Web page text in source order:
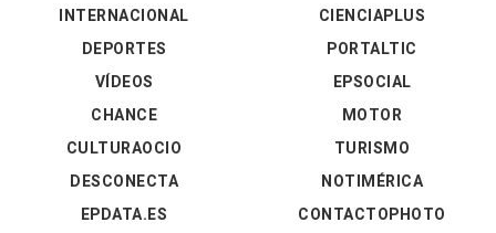
INTERNACIONAL
DEPORTES
VÍDEOS
CIENCIAPLUS
PORTALTIC
EPSOCIAL
CHANCE
CULTURAOCIO
DESCONECTA
EPDATA.ES
MOTOR
TURISMO
NOTIMÉRICA
CONTACTOPHOTO